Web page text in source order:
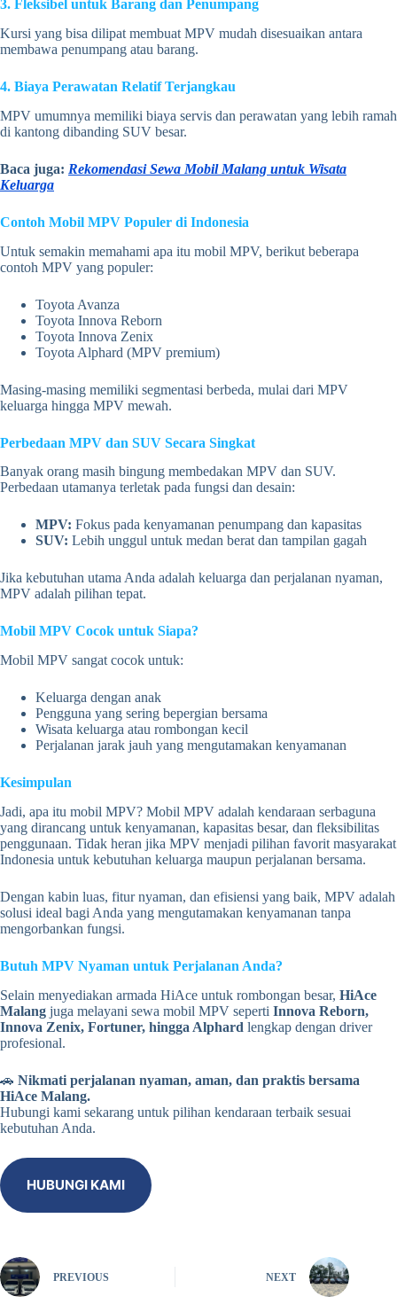
3. Fleksibel untuk Barang dan Penumpang
Kursi yang bisa dilipat membuat MPV mudah disesuaikan antara
membawa penumpang atau barang.
4. Biaya Perawatan Relatif Terjangkau
MPV umumnya memiliki biaya servis dan perawatan yang lebih ramah
di kantong dibanding SUV besar.
Baca juga: Rekomendasi Sewa Mobil Malang untuk Wisata
Keluarga
Contoh Mobil MPV Populer di Indonesia
Untuk semakin memahami apa itu mobil MPV, berikut beberapa
contoh MPV yang populer:
Toyota Avanza
Toyota Innova Reborn
Toyota Innova Zenix
Toyota Alphard (MPV premium)
Masing-masing memiliki segmentasi berbeda, mulai dari MPV
keluarga hingga MPV mewah.
Perbedaan MPV dan SUV Secara Singkat
Banyak orang masih bingung membedakan MPV dan SUV.
Perbedaan utamanya terletak pada fungsi dan desain:
MPV: Fokus pada kenyamanan penumpang dan kapasitas
SUV: Lebih unggul untuk medan berat dan tampilan gagah
Jika kebutuhan utama Anda adalah keluarga dan perjalanan nyaman,
MPV adalah pilihan tepat.
Mobil MPV Cocok untuk Siapa?
Mobil MPV sangat cocok untuk:
Keluarga dengan anak
Pengguna yang sering bepergian bersama
Wisata keluarga atau rombongan kecil
Perjalanan jarak jauh yang mengutamakan kenyamanan
Kesimpulan
Jadi, apa itu mobil MPV? Mobil MPV adalah kendaraan serbaguna
yang dirancang untuk kenyamanan, kapasitas besar, dan fleksibilitas
penggunaan. Tidak heran jika MPV menjadi pilihan favorit masyarakat
Indonesia untuk kebutuhan keluarga maupun perjalanan bersama.
Dengan kabin luas, fitur nyaman, dan efisiensi yang baik, MPV adalah
solusi ideal bagi Anda yang mengutamakan kenyamanan tanpa
mengorbankan fungsi.
Butuh MPV Nyaman untuk Perjalanan Anda?
Selain menyediakan armada HiAce untuk rombongan besar, HiAce
Malang juga melayani sewa mobil MPV seperti Innova Reborn,
Innova Zenix, Fortuner, hingga Alphard lengkap dengan driver
profesional.
🚗 Nikmati perjalanan nyaman, aman, dan praktis bersama
HiAce Malang.
Hubungi kami sekarang untuk pilihan kendaraan terbaik sesuai
kebutuhan Anda.
HUBUNGI KAMI
PREVIOUS NEXT